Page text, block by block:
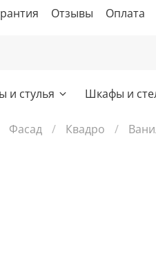
Отзывы Оплата
и стулья Шкафы и
Фасад Квадро